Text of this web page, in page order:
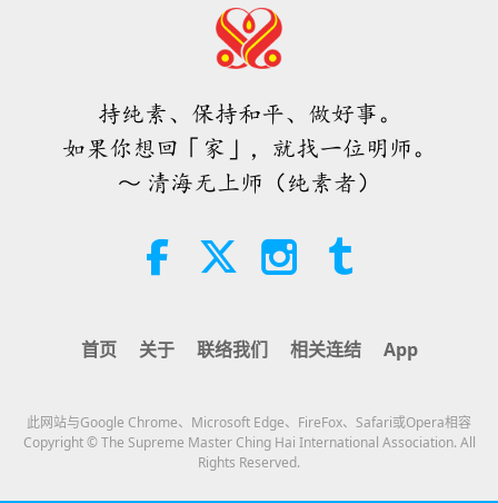
怀孕般，但是青牛都没事。
只听老子喊了一声：「老牛！」青牛就垂着沉甸甸的
肚子一晃、一抖地，缓步向着老子走过来。待终于走
到老子身边，老子疼爱地拍拍他的头，青牛就对着老
子「哞哞」的叫了两声。不一会儿，青牛嘴巴一张，
化，这金甲虫就无害了。排山倒海般的金甲虫从神牛
的嘴巴里持续流了出来。他有本事降伏这些黑甲虫；
子笑呵呵地捋了捋白胡须，骑着青牛回兜率宫去了。
钻进这个被神牛拱得乱七八糟的洞。里面阴森又恐
怖，大家又看到前面有一个钉着铁栅栏的山洞，里面
13:29
2018-03-26
罗摩诞辰节—纪念上主罗摩诞辰
2018-03-25 5735
3:46
「快速充电」是一种美妙的方法，能
时，重新与内在上帝连结
焦点新闻 2026-08-05 1220
38:07
22:27
伊斯兰的水资源道德观：摘自《圣
持纯素、保持和平、做好事。
如果你想回「家」，就找一位明师。
～ 清海无上师（纯素者）
首页 关于 联络我们 相关连结 App
此网站与Google Chrome、Microsoft Edge、FireFox、Safari或Opera相容
Copyright © The Supreme Master Ching Hai International Association. All
Rights Reserved.